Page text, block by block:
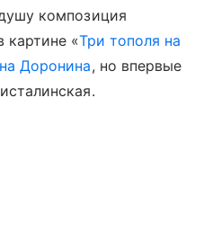
композиция
картине «Три тополя на
Доронина, но впервые